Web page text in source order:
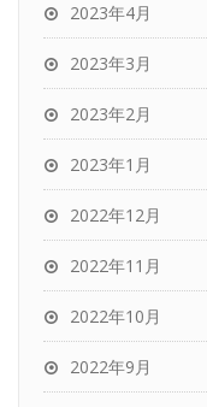
2023年4月
2023年3月
2023年2月
2023年1月
2022年12月
2022年11月
2022年10月
2022年9月